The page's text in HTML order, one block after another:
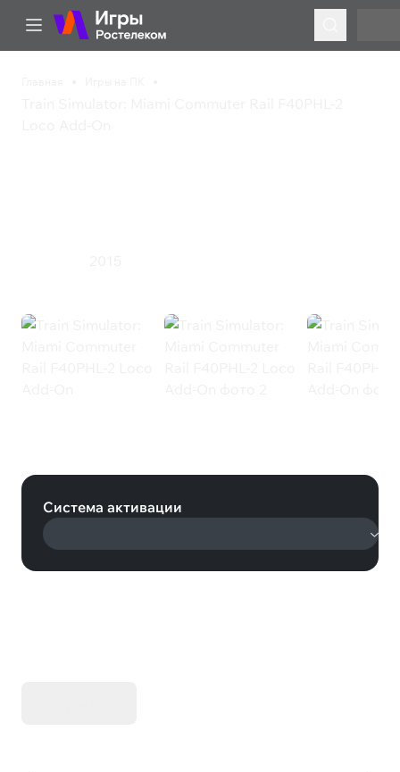
Система активации